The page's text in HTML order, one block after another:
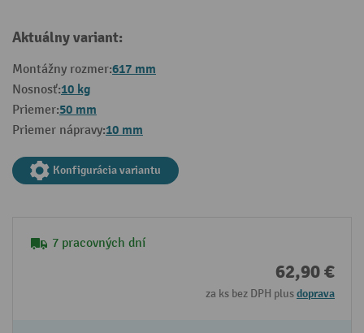
Aktuálny variant:
Montážny rozmer:617 mm
Nosnosť:10 kg
Priemer:50 mm
Priemer nápravy:10 mm
Konfigurácia variantu
7 pracovných dní
62,90 €
za ks bez DPH plusdoprava